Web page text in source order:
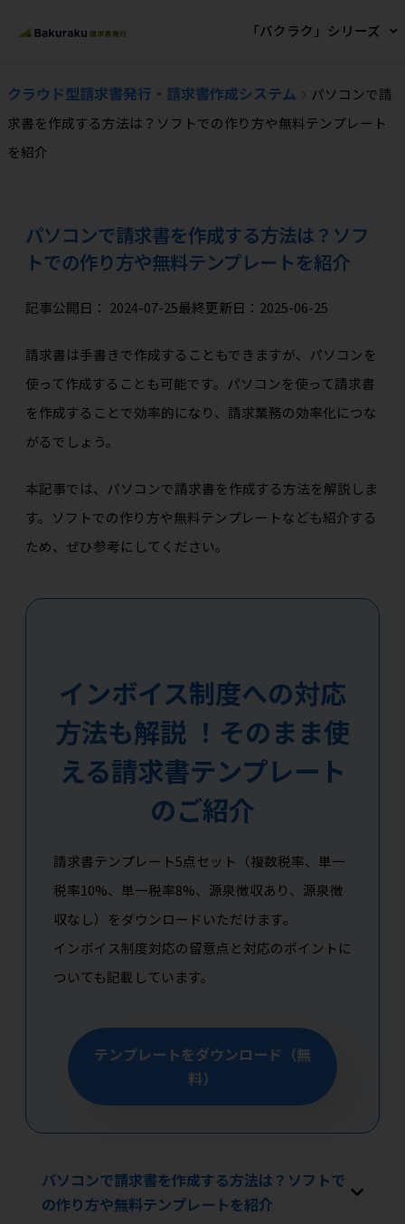
「バクラク」シリーズ
クラウド型請求書発行・請求書作成システム
パソコンで請
求書を作成する方法は？ソフトでの作り方や無料テンプレート
を紹介
パソコンで請求書を作成する方法は？ソフ
トでの作り方や無料テンプレートを紹介
記事公開日： 2024-07-25最終更新日：2025-06-25
請求書は手書きで作成することもできますが、パソコンを
使って作成することも可能です。パソコンを使って請求書
を作成することで効率的になり、請求業務の効率化につな
がるでしょう。
本記事では、パソコンで請求書を作成する方法を解説しま
す。ソフトでの作り方や無料テンプレートなども紹介する
ため、ぜひ参考にしてください。
インボイス制度への対応
方法も解説 ！そのまま使
える請求書テンプレート
のご紹介
請求書テンプレート5点セット（複数税率、単一
税率10%、単一税率8%、源泉徴収あり、源泉徴
収なし）をダウンロードいただけます。
インボイス制度対応の留意点と対応のポイントに
ついても記載しています。
テンプレートをダウンロード（無
料）
パソコンで請求書を作成する方法は？ソフトで
の作り方や無料テンプレートを紹介